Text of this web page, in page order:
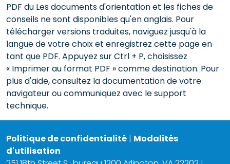
PDF du Les documents d'orientation et les fiches de
conseils ne sont disponibles qu'en anglais. Pour
télécharger versions traduites, naviguez jusqu'à la
langue de votre choix et enregistrez cette page en
tant que PDF. Appuyez sur Ctrl + P, choisissez
« Imprimer au format PDF » comme destination. Pour
plus d'aide, consultez la documentation de votre
navigateur ou communiquez avec le support
technique.
Politique de confidentialité | Modalités
d'utilisation